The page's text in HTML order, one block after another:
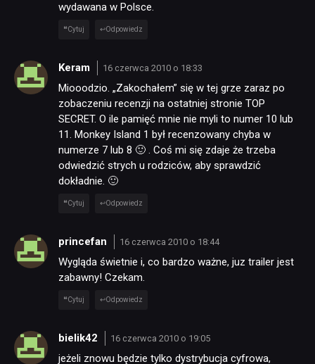
wydawana w Polsce.
Cytuj Odpowiedz
Keram 16 czerwca 2010 o 18:33
Miooodzio. „Zakochałem” się w tej grze zaraz po
zobaczeniu recenzji na ostatniej stronie TOP
SECRET. O ile pamięć mnie nie myli to numer 10 lub
11. Monkey Island 1 był recenzowany chyba w
numerze 7 lub 8 🙂 . Coś mi się zdaje że trzeba
odwiedzić strych u rodziców, aby sprawdzić
dokładnie. 🙂
Cytuj Odpowiedz
princefan 16 czerwca 2010 o 18:44
Wygląda świetnie i, co bardzo ważne, juz trailer jest
zabawny! Czekam.
Cytuj Odpowiedz
bielik42 16 czerwca 2010 o 19:05
jeżeli znowu będzie tylko dystrybucja cyfrowa,